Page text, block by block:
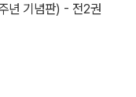
년 기념판) - 전2권